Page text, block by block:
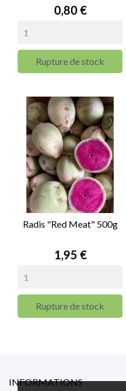
Prix
0,80 €
Rupture de stock
Radis "Red Meat" 500g
Prix
1,95 €
Rupture de stock
INFORMATIONS